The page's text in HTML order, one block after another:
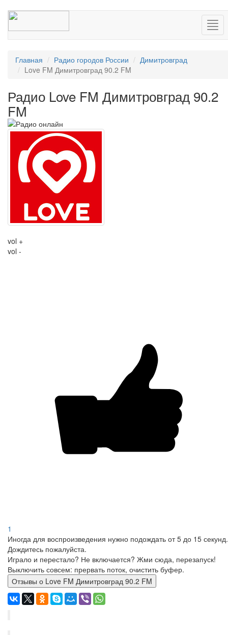
Главная Радио городов России
Димитровград
Love FM Димитровград 90.2 FM
Радио Love FM Димитровград 90.2
FM
vol +
vol -
1
Иногда для воспроизведения нужно подождать от 5 до 15 секунд.
Дождитесь пожалуйста.
Играло и перестало? Не включается? Жми сюда, перезапуск!
Выключить совсем: прервать поток, очистить буфер.
Отзывы о Love FM Димитровград 90.2 FM